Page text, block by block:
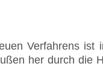
Verfahrens ist
her durch die